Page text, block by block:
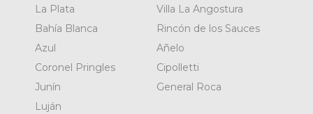
La Plata
Bahía Blanca
Azul
Coronel Pringles
Junín
Luján
Villa La Angostura
Rincón de los Sauces
Añelo
Cipolletti
General Roca